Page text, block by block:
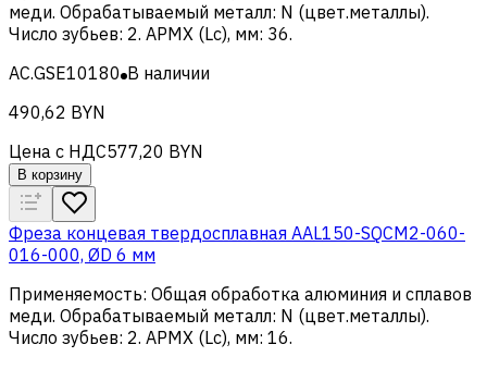
меди. Обрабатываемый металл: N (цвет.металлы).
Число зубьев: 2. APMX (Lc), мм: 36.
AC.GSE10180 В наличии
490,62 BYN
Цена с НДС577,20 BYN
В корзину
Фреза концевая твердосплавная AAL150-SQCM2-060-
016-000, ØD 6 мм
Применяемость: Общая обработка алюминия и сплавов
меди. Обрабатываемый металл: N (цвет.металлы).
Число зубьев: 2. APMX (Lc), мм: 16.